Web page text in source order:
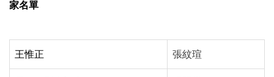
家名單
王惟正 張紋瑄